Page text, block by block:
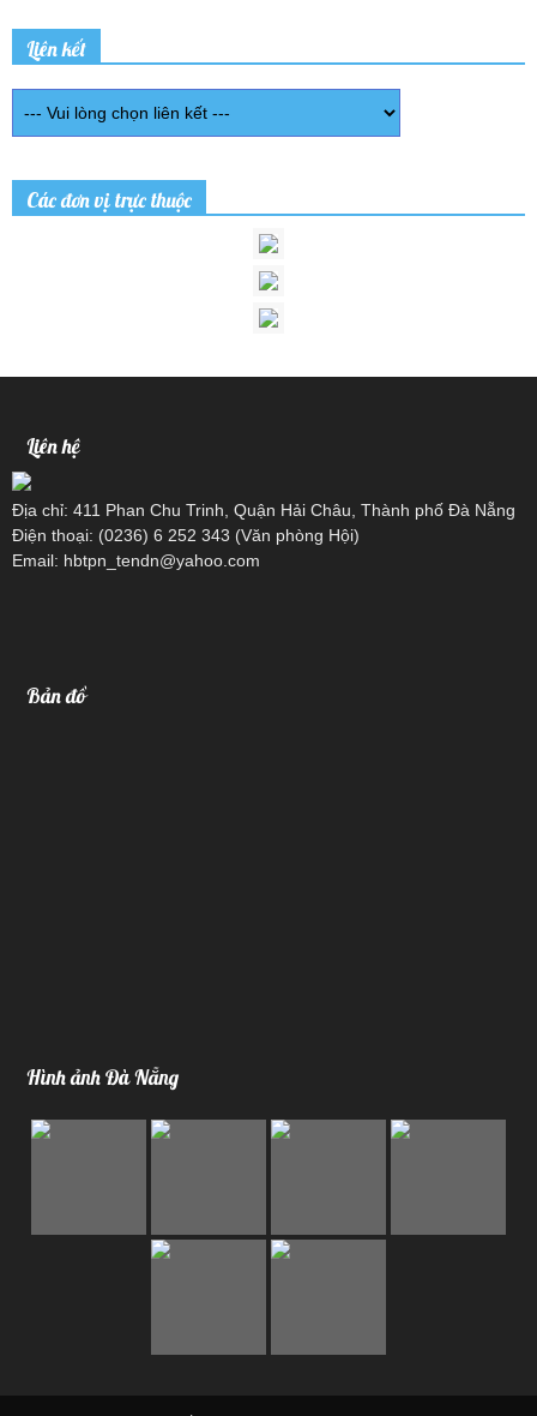
Liên kết
Các đơn vị trực thuộc
Liên hệ
Địa chỉ: 411 Phan Chu Trinh, Quận Hải Châu, Thành phố Đà Nẵng
Điện thoại: (0236) 6 252 343 (Văn phòng Hội)
Email: hbtpn_tendn@yahoo.com
Bản đồ
Hình ảnh Đà Nẵng